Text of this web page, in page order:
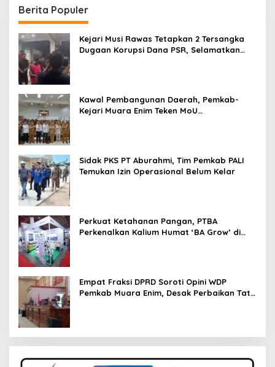
Berita Populer
Kejari Musi Rawas Tetapkan 2 Tersangka
Dugaan Korupsi Dana PSR, Selamatkan
Kawal Pembangunan Daerah, Pemkab-
Kejari Muara Enim Teken MoU
Sidak PKS PT Aburahmi, Tim Pemkab PALI
Temukan Izin Operasional Belum Kelar
Perkuat Ketahanan Pangan, PTBA
Perkenalkan Kalium Humat ‘BA Grow’ di
Empat Fraksi DPRD Soroti Opini WDP
Pemkab Muara Enim, Desak Perbaikan Tata